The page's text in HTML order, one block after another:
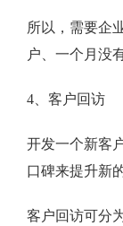
所以，需要企
户、一个月没
4、客户回访
开发一个新客
口碑来提升新
客户回访可分